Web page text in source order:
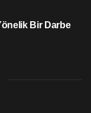
Bir Darbe